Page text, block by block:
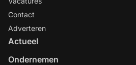
Contact
Adverteren
Actueel
Ondernemen